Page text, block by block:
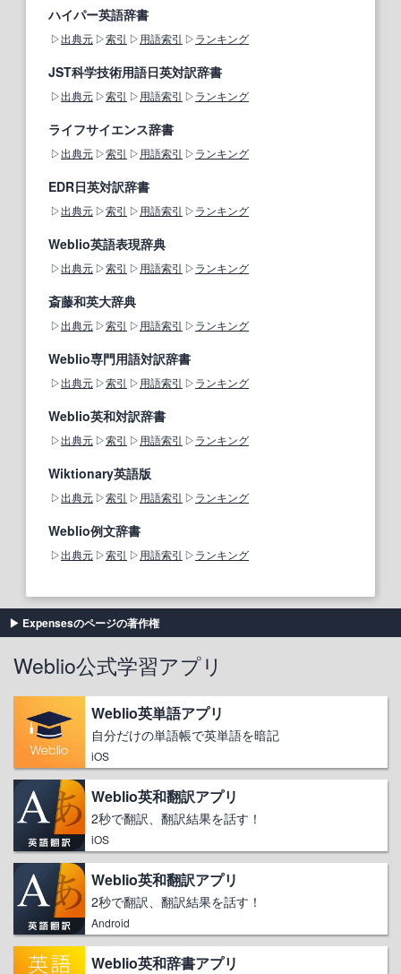
ハイパー英語辞書
出典元 索引 用語索引 ランキング
JST科学技術用語日英対訳辞書
出典元 索引 用語索引 ランキング
ライフサイエンス辞書
出典元 索引 用語索引 ランキング
EDR日英対訳辞書
出典元 索引 用語索引 ランキング
Weblio英語表現辞典
出典元 索引 用語索引 ランキング
斎藤和英大辞典
出典元 索引 用語索引 ランキング
Weblio専門用語対訳辞書
出典元 索引 用語索引 ランキング
Weblio英和対訳辞書
出典元 索引 用語索引 ランキング
Wiktionary英語版
出典元 索引 用語索引 ランキング
Weblio例文辞書
出典元 索引 用語索引 ランキング
Expensesのページの著作権
Weblio公式学習アプリ
Weblio英単語アプリ
自分だけの単語帳で英単語を暗記
iOS
Weblio英和翻訳アプリ
2秒で翻訳、翻訳結果を話す！
iOS
Weblio英和翻訳アプリ
2秒で翻訳、翻訳結果を話す！
Android
Weblio英和辞書アプリ